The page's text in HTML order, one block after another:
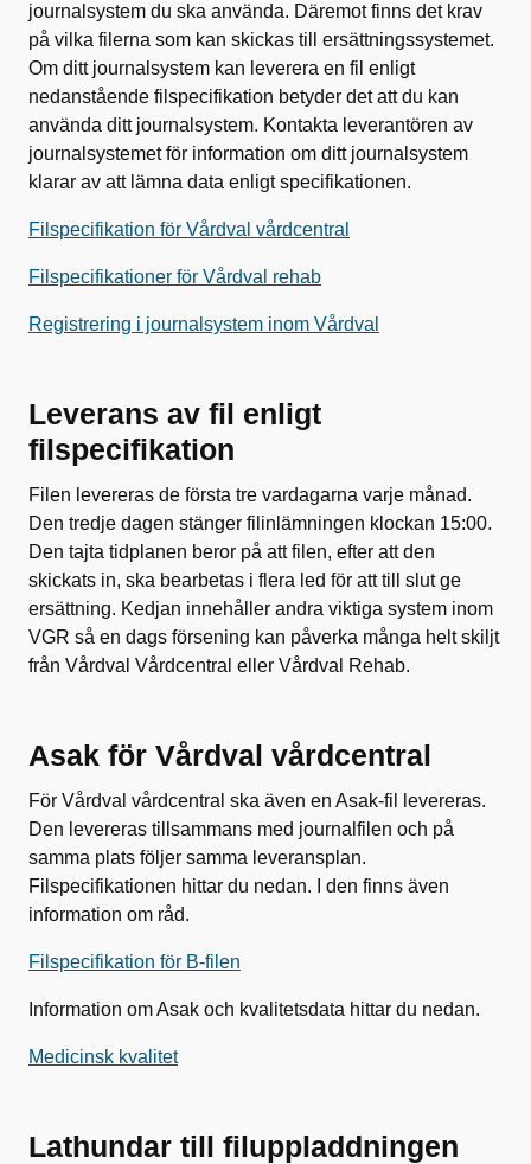
journalsystem du ska använda. Däremot finns det krav
på vilka filerna som kan skickas till ersättningssystemet.
Om ditt journalsystem kan leverera en fil enligt
nedanstående filspecifikation betyder det att du kan
använda ditt journalsystem. Kontakta leverantören av
journalsystemet för information om ditt journalsystem
klarar av att lämna data enligt specifikationen.
Filspecifikation för Vårdval vårdcentral
Filspecifikationer för Vårdval rehab
Registrering i journalsystem inom Vårdval
Leverans av fil enligt
filspecifikation
Filen levereras de första tre vardagarna varje månad.
Den tredje dagen stänger filinlämningen klockan 15:00.
Den tajta tidplanen beror på att filen, efter att den
skickats in, ska bearbetas i flera led för att till slut ge
ersättning. Kedjan innehåller andra viktiga system inom
VGR så en dags försening kan påverka många helt skiljt
från Vårdval Vårdcentral eller Vårdval Rehab.
Asak för Vårdval vårdcentral
För Vårdval vårdcentral ska även en Asak-fil levereras.
Den levereras tillsammans med journalfilen och på
samma plats följer samma leveransplan.
Filspecifikationen hittar du nedan. I den finns även
information om råd.
Filspecifikation för B-filen
Information om Asak och kvalitetsdata hittar du nedan.
Medicinsk kvalitet
Lathundar till filuppladdningen